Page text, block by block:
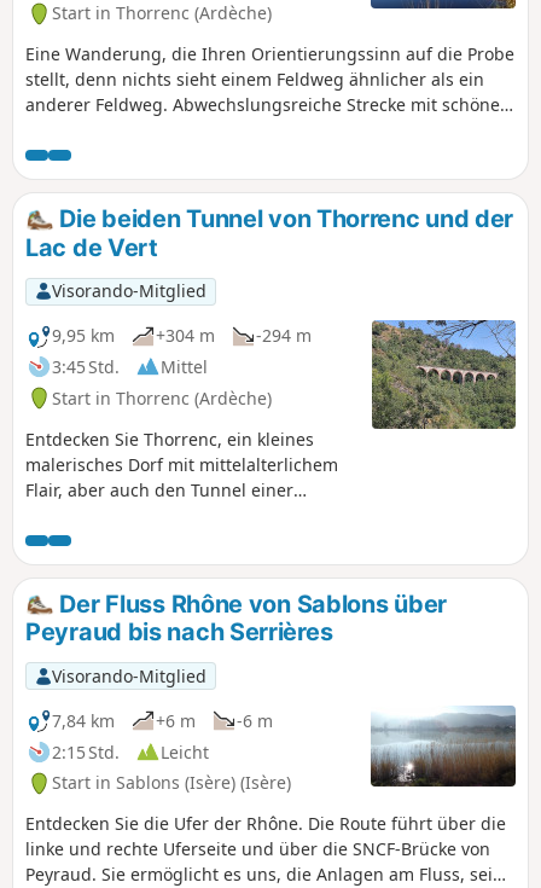
Start in Thorrenc (Ardèche)
Eine Wanderung, die Ihren Orientierungssinn auf die Probe
stellt, denn nichts sieht einem Feldweg ähnlicher als ein
anderer Feldweg. Abwechslungsreiche Strecke mit schöner
vom Plateau Vernoscois aus.
Die beiden Tunnel von Thorrenc und der
Lac de Vert
Visorando-Mitglied
9,95 km
+304 m
-294 m
3:45 Std.
Mittel
Start in Thorrenc (Ardèche)
Entdecken Sie Thorrenc, ein kleines
malerisches Dorf mit mittelalterlichem
Flair, aber auch den Tunnel einer
schließlich den wunderschönen Lac de
Vert!
Der Fluss Rhône von Sablons über
Peyraud bis nach Serrières
Visorando-Mitglied
7,84 km
+6 m
-6 m
2:15 Std.
Leicht
Start in Sablons (Isère) (Isère)
Entdecken Sie die Ufer der Rhône. Die Route führt über die
linke und rechte Uferseite und über die SNCF-Brücke von
Peyraud. Sie ermöglicht es uns, die Anlagen am Fluss, seine